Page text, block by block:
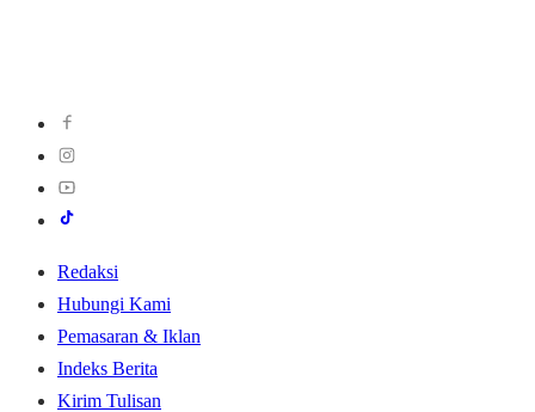
Redaksi
Hubungi Kami
Pemasaran & Iklan
Indeks Berita
Kirim Tulisan